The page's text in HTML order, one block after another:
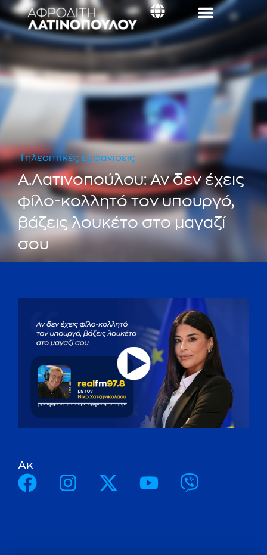
Τηλεοπτικές Εμφανίσεις
Α.Λατινοπούλου: Αν δεν έχεις
φίλο-κολλητό τον υπουργό,
βάζεις λουκέτο στο μαγαζί
σου
Aκ